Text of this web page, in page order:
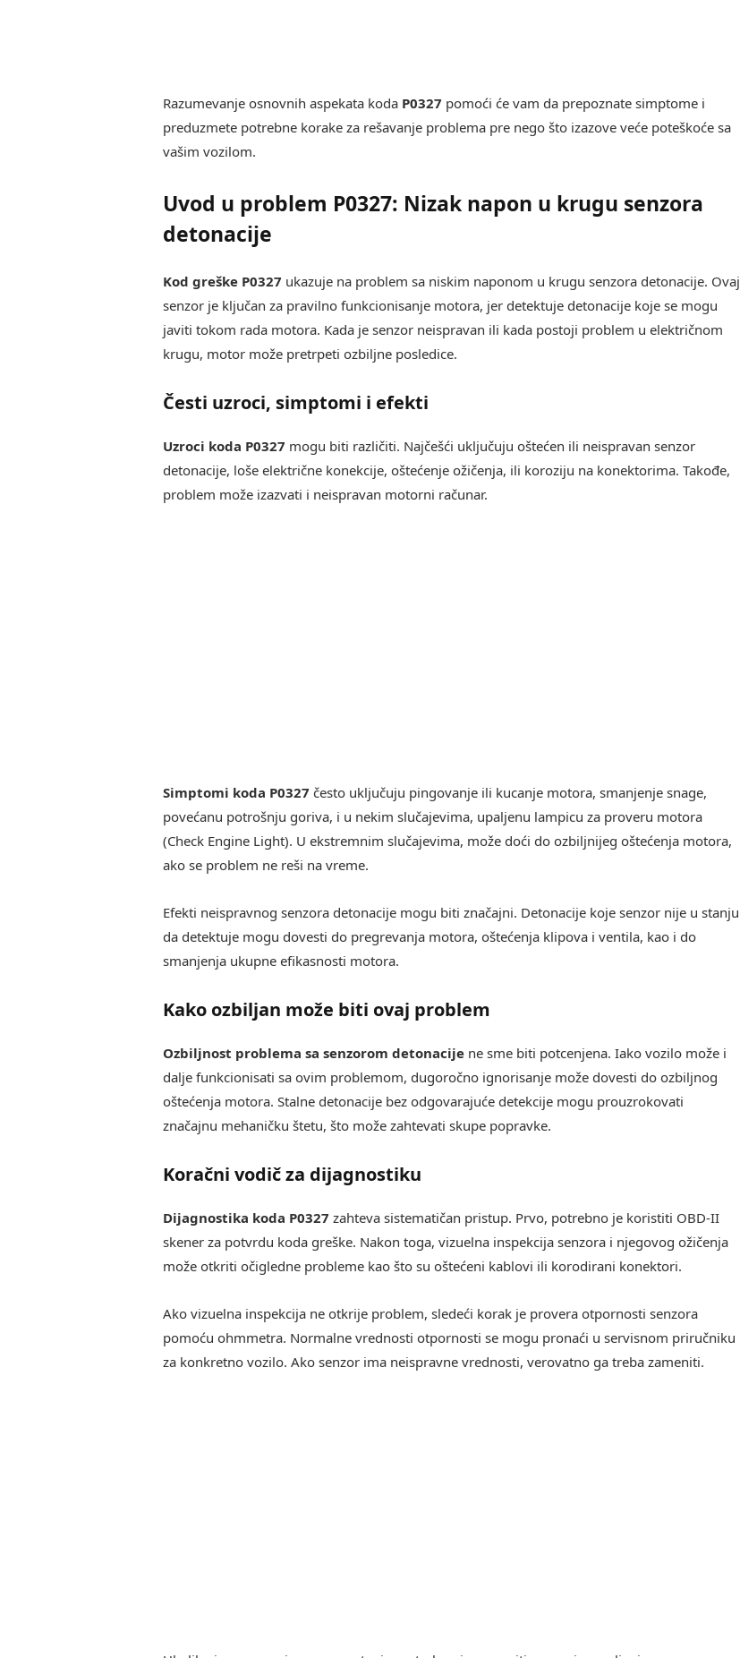
Razumevanje osnovnih aspekata koda P0327 pomoći će vam da prepoznate simptome i
preduzmete potrebne korake za rešavanje problema pre nego što izazove veće poteškoće sa
vašim vozilom.
Uvod u problem P0327: Nizak napon u krugu senzora
detonacije
Kod greške P0327 ukazuje na problem sa niskim naponom u krugu senzora detonacije. Ovaj
senzor je ključan za pravilno funkcionisanje motora, jer detektuje detonacije koje se mogu
javiti tokom rada motora. Kada je senzor neispravan ili kada postoji problem u električnom
krugu, motor može pretrpeti ozbiljne posledice.
Česti uzroci, simptomi i efekti
Uzroci koda P0327 mogu biti različiti. Najčešći uključuju oštećen ili neispravan senzor
detonacije, loše električne konekcije, oštećenje ožičenja, ili koroziju na konektorima. Takođe,
problem može izazvati i neispravan motorni računar.
Simptomi koda P0327 često uključuju pingovanje ili kucanje motora, smanjenje snage,
povećanu potrošnju goriva, i u nekim slučajevima, upaljenu lampicu za proveru motora
(Check Engine Light). U ekstremnim slučajevima, može doći do ozbiljnijeg oštećenja motora,
ako se problem ne reši na vreme.
Efekti neispravnog senzora detonacije mogu biti značajni. Detonacije koje senzor nije u stanju
da detektuje mogu dovesti do pregrevanja motora, oštećenja klipova i ventila, kao i do
smanjenja ukupne efikasnosti motora.
Kako ozbiljan može biti ovaj problem
Ozbiljnost problema sa senzorom detonacijene sme biti potcenjena. Iako vozilo može i
dalje funkcionisati sa ovim problemom, dugoročno ignorisanje može dovesti do ozbiljnog
oštećenja motora. Stalne detonacije bez odgovarajuće detekcije mogu prouzrokovati
značajnu mehaničku štetu, što može zahtevati skupe popravke.
Koračni vodič za dijagnostiku
Dijagnostika koda P0327 zahteva sistematičan pristup. Prvo, potrebno je koristiti OBD-II
skener za potvrdu koda greške. Nakon toga, vizuelna inspekcija senzora i njegovog ožičenja
može otkriti očigledne probleme kao što su oštećeni kablovi ili korodirani konektori.
Ako vizuelna inspekcija ne otkrije problem, sledeći korak je provera otpornosti senzora
pomoću ohmmetra. Normalne vrednosti otpornosti se mogu pronaći u servisnom priručniku
za konkretno vozilo. Ako senzor ima neispravne vrednosti, verovatno ga treba zameniti.